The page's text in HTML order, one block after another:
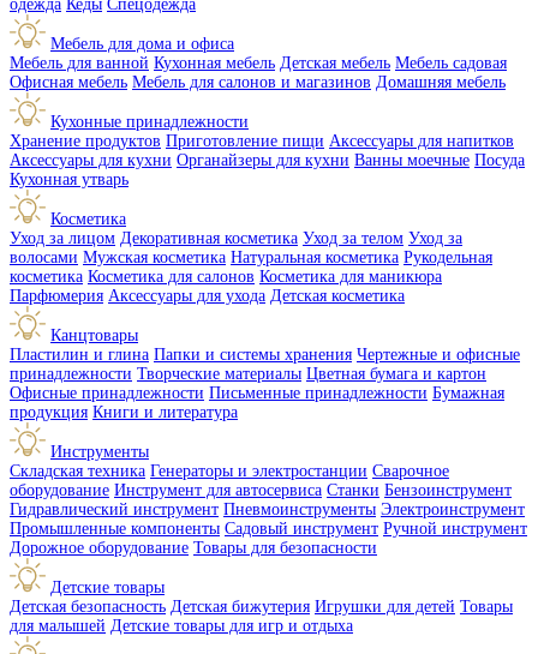
одежда Кеды Спецодежда
Мебель для дома и офиса
Мебель для ванной Кухонная мебель Детская мебель Мебель садовая
Офисная мебель Мебель для салонов и магазинов Домашняя мебель
Кухонные принадлежности
Хранение продуктов Приготовление пищи Аксессуары для напитков
Аксессуары для кухни Органайзеры для кухни Ванны моечные Посуда
Кухонная утварь
Косметика
Уход за лицом Декоративная косметика Уход за телом Уход за
волосами Мужская косметика Натуральная косметика Рукодельная
косметика Косметика для салонов Косметика для маникюра
Парфюмерия Аксессуары для ухода Детская косметика
Канцтовары
Пластилин и глина Папки и системы хранения Чертежные и офисные
принадлежности Творческие материалы Цветная бумага и картон
Офисные принадлежности Письменные принадлежности Бумажная
продукция Книги и литература
Инструменты
Складская техника Генераторы и электростанции Сварочное
оборудование Инструмент для автосервиса Станки Бензоинструмент
Гидравлический инструмент Пневмоинструменты Электроинструмент
Промышленные компоненты Садовый инструмент Ручной инструмент
Дорожное оборудование Товары для безопасности
Детские товары
Детская безопасность Детская бижутерия Игрушки для детей Товары
для малышей Детские товары для игр и отдыха